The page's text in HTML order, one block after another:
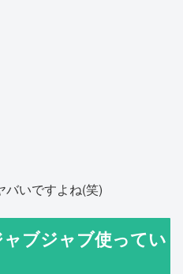
バいですよね(笑)
ブジャブ使ってい